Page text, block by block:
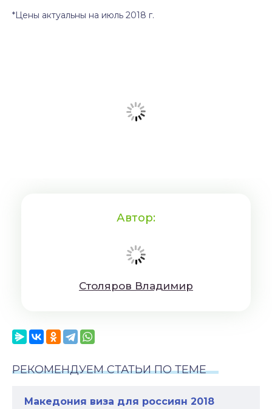
*Цены актуальны на июль 2018 г.
Автор:
Cтoляpoв Влaдимиp
РЕКОМЕНДУЕМ СТАТЬИ ПО ТЕМЕ
Македония виза для россиян 2018